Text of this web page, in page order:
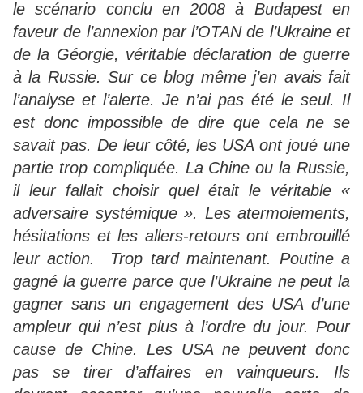
le scénario conclu en 2008 à Budapest en
faveur de l’annexion par l’OTAN de l’Ukraine et
de la Géorgie, véritable déclaration de guerre
à la Russie. Sur ce blog même j’en avais fait
l’analyse et l’alerte. Je n’ai pas été le seul. Il
est donc impossible de dire que cela ne se
savait pas. De leur côté, les USA ont joué une
partie trop compliquée. La Chine ou la Russie,
il leur fallait choisir quel était le véritable «
adversaire systémique ». Les atermoiements,
hésitations et les allers-retours ont embrouillé
leur action. Trop tard maintenant. Poutine a
gagné la guerre parce que l’Ukraine ne peut la
gagner sans un engagement des USA d’une
ampleur qui n’est plus à l’ordre du jour. Pour
cause de Chine. Les USA ne peuvent donc
pas se tirer d’affaires en vainqueurs. Ils